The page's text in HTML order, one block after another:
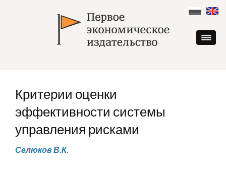
content
Критерии оценки
эффективности системы
управления рисками
Селюков В.К.